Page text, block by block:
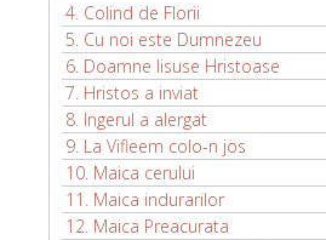
4. Colind de Florii
5. Cu noi este Dumnezeu
6. Doamne Iisuse Hristoase
7. Hristos a inviat
8. Ingerul a alergat
9. La Vifleem colo-n jos
10. Maica cerului
11. Maica indurarilor
12. Maica Preacurata